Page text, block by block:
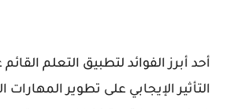
أحد أبرز الفوائد لتطبيق التعلم
التأثير الإيجابي على تطوير المهارات